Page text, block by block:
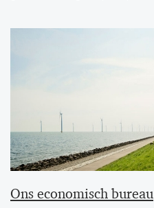
Ons economisch bureau